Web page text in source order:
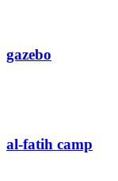
gazebo
al-fatih camp